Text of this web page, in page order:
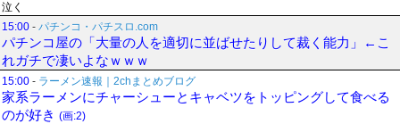
泣く
15:00 - パチンコ・パチスロ.com
パチンコ屋の「大量の人を適切に並ばせたりして裁く能力」←こ
れガチで凄いよなｗｗｗ
15:00 - ラーメン速報｜2chまとめブログ
家系ラーメンにチャーシューとキャベツをトッピングして食べる
のが好き (画:2)